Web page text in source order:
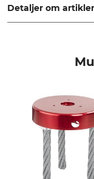
Detaljer om